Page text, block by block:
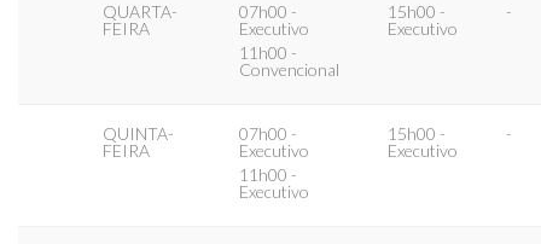
QUARTA-
FEIRA
07h00 -
Executivo
11h00 -
Convencional
15h00 -
Executivo
-
QUINTA-
FEIRA
07h00 -
Executivo
11h00 -
Executivo
15h00 -
Executivo
-